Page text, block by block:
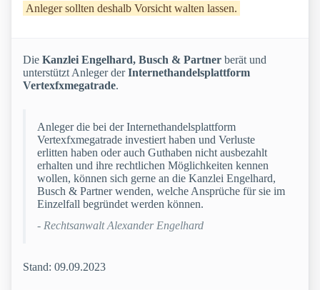
Anleger sollten deshalb Vorsicht walten lassen.
Die Kanzlei Engelhard, Busch & Partner berät und
unterstützt Anleger derInternethandelsplattform
Vertexfxmegatrade.
Anleger die bei der Internethandelsplattform
Vertexfxmegatrade investiert haben und Verluste
erlitten haben oder auch Guthaben nicht ausbezahlt
erhalten und ihre rechtlichen Möglichkeiten kennen
wollen, können sich gerne an die Kanzlei Engelhard,
Busch & Partner wenden, welche Ansprüche für sie im
Einzelfall begründet werden können.
- Rechtsanwalt Alexander Engelhard
Stand: 09.09.2023